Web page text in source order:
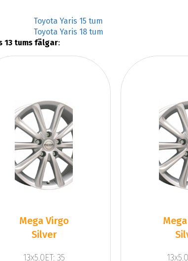
Toyota Yaris 15 tum
Toyota Yaris 18 tum
13 tums fälgar:
Mega Virgo
Silver
13x5.0ET: 35